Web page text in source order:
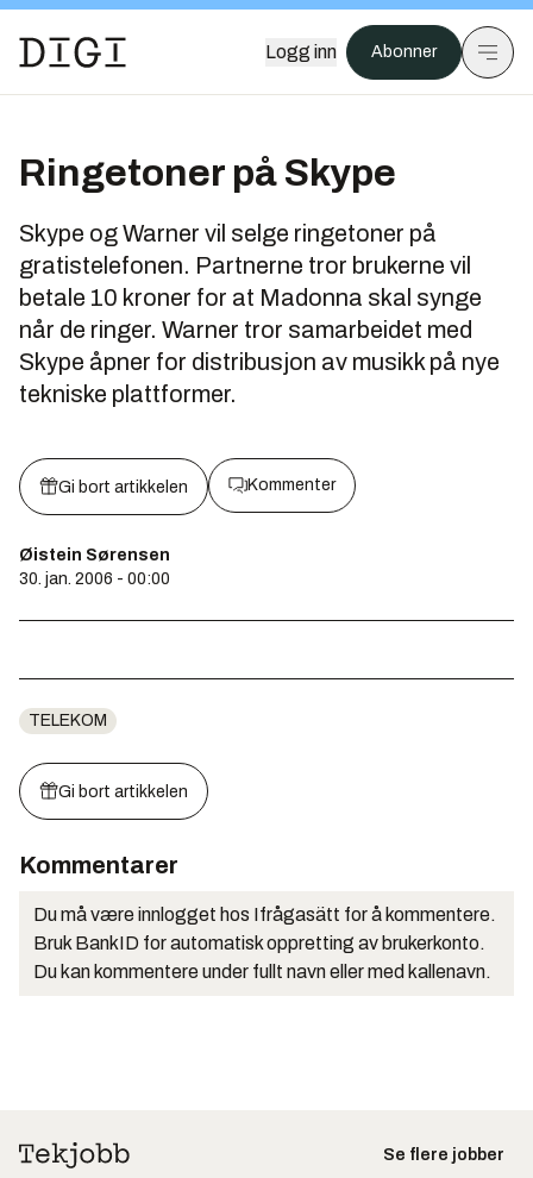
Logg inn Abonner
Ringetoner på Skype
Skype og Warner vil selge ringetoner på
gratistelefonen. Partnerne tror brukerne vil
betale 10 kroner for at Madonna skal synge
når de ringer. Warner tror samarbeidet med
Skype åpner for distribusjon av musikk på nye
tekniske plattformer.
Gi bort artikkelen Kommenter
Øistein Sørensen
30. jan. 2006 - 00:00
TELEKOM
Gi bort artikkelen
Kommentarer
Du må være innlogget hos Ifrågasätt for å kommentere.
Bruk BankID for automatisk oppretting av brukerkonto.
Du kan kommentere under fullt navn eller med kallenavn.
Se flere jobber